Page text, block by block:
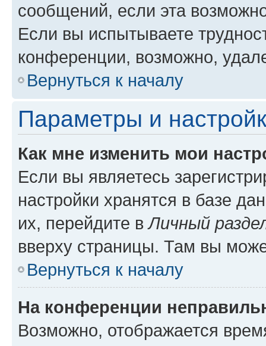
сообщений, если эта
Если вы испытываете
конференции, возможно,
Вернуться к началу
Параметры и
Как мне изменить мои
Если вы являетесь
настройки хранятся в базе
их, перейдите вЛичный
вверху страницы. Там вы
Вернуться к началу
На конференции
Возможно, отображается